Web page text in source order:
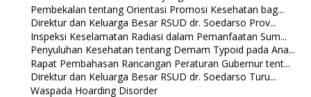
Pembekalan tentang Orientasi Promosi Kesehatan bag...
Direktur dan Keluarga Besar RSUD dr. Soedarso Prov...
Inspeksi Keselamatan Radiasi dalam Pemanfaatan Sum...
Penyuluhan Kesehatan tentang Demam Typoid pada Ana...
Rapat Pembahasan Rancangan Peraturan Gubernur tent...
Direktur dan Keluarga Besar RSUD dr. Soedarso Turu...
Waspada Hoarding Disorder